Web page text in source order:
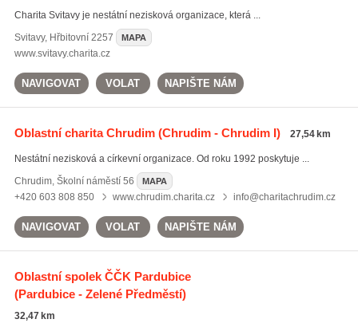
Charita Svitavy je nestátní nezisková organizace, která ...
Svitavy, Hřbitovní 2257 MAPA
www.svitavy.charita.cz
NAVIGOVAT VOLAT NAPIŠTE NÁM
Oblastní charita Chrudim(Chrudim - Chrudim I) 27,54 km
Nestátní nezisková a církevní organizace. Od roku 1992 poskytuje ...
Chrudim, Školní náměstí 56 MAPA
+420 603 808 850 www.chrudim.charita.cz info@charitachrudim.cz
NAVIGOVAT VOLAT NAPIŠTE NÁM
Oblastní spolek ČČK Pardubice
(Pardubice - Zelené Předměstí)
32,47 km